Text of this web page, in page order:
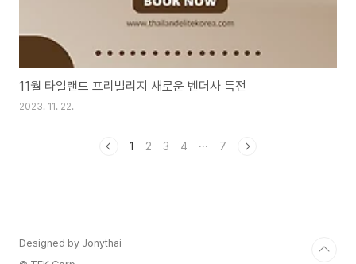
11월 타일랜드 프리빌리지 새로운 벤더사 특전
2023. 11. 22.
1 2 3 4 ··· 7
Designed by Jonythai